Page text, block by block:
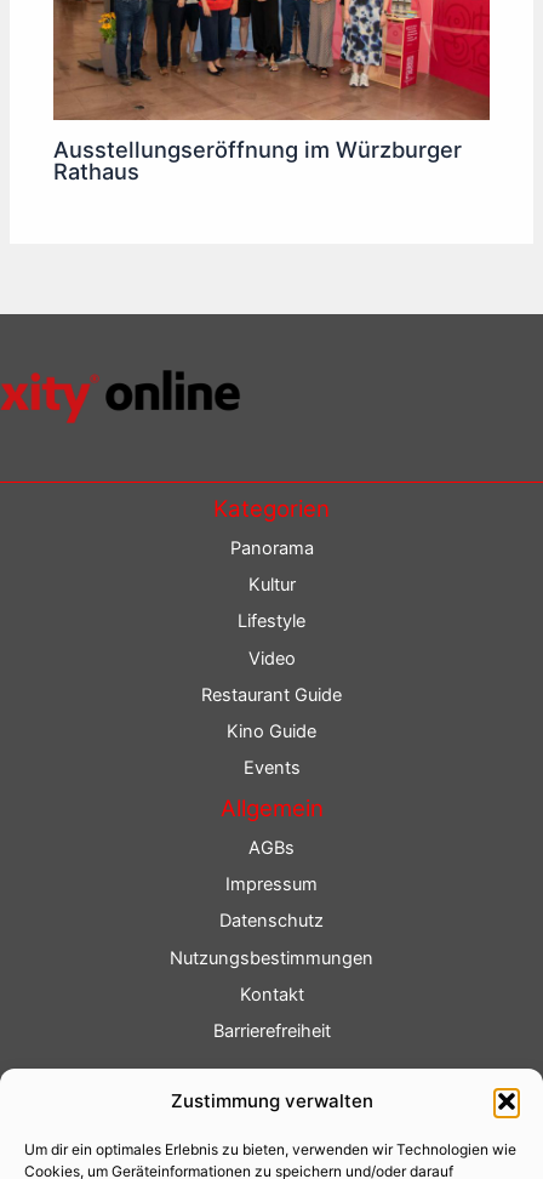
Zustimmung verwalten
Um dir ein optimales Erlebnis zu bieten, verwenden wir Technologien wie
Cookies, um Geräteinformationen zu speichern und/oder darauf
Ausstellungseröffnung im Würzburger
Rathaus
Kategorien
Panorama
Kultur
Lifestyle
Video
Restaurant Guide
Kino Guide
Events
Allgemein
AGBs
Impressum
Datenschutz
Nutzungsbestimmungen
Kontakt
Barrierefreiheit
Fotoservice
Videoservice